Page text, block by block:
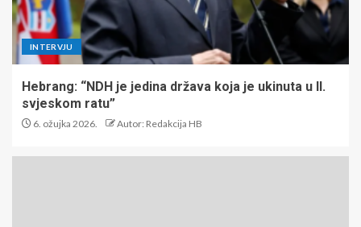
INTERVJU
Hebrang: “NDH je jedina država koja je ukinuta u II.
svjeskom ratu”
6. ožujka 2026. Autor: Redakcija HB